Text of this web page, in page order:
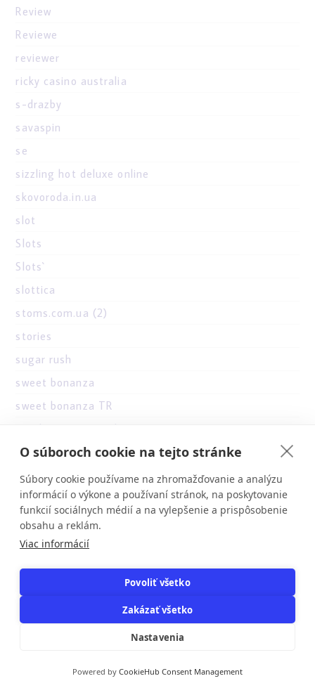
Review
Reviewe
reviewer
ricky casino australia
s-drazby
savaspin
se
sizzling hot deluxe online
skovoroda.in.ua
slot
Slots
Slots`
slottica
stoms.com.ua (2)
stories
sugar rush
sweet bonanza
sweet bonanza TR
teacherrangerteacher
tierradecaballos.cl
uncategorised
uncategorized
vektor-landkarte.at
verde casino hungary
verde casino poland
verde casino romania
O súboroch cookie na tejto stránke
Súbory cookie používame na zhromažďovanie a analýzu
informácií o výkone a používaní stránok, na poskytovanie
funkcií sociálnych médií a na vylepšenie a prispôsobenie
obsahu a reklám.
Viac informácií
Povoliť všetko
Zakázať všetko
Nastavenia
Powered by CookieHub Consent Management